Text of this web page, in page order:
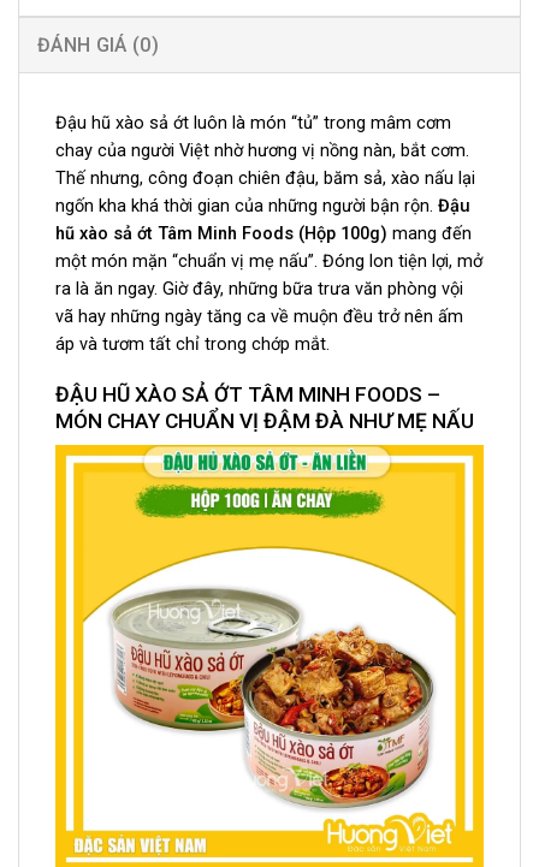
ĐÁNH GIÁ (0)
Đậu hũ xào sả ớt luôn là món “tủ” trong mâm cơm
chay của người Việt nhờ hương vị nồng nàn, bắt cơm.
Thế nhưng, công đoạn chiên đậu, băm sả, xào nấu lại
ngốn kha khá thời gian của những người bận rộn. Đậu
hũ xào sả ớt Tâm Minh Foods (Hộp 100g) mang đến
một món mặn “chuẩn vị mẹ nấu”. Đóng lon tiện lợi, mở
ra là ăn ngay. Giờ đây, những bữa trưa văn phòng vội
vã hay những ngày tăng ca về muộn đều trở nên ấm
áp và tươm tất chỉ trong chớp mắt.
ĐẬU HŨ XÀO SẢ ỚT TÂM MINH FOODS –
MÓN CHAY CHUẨN VỊ ĐẬM ĐÀ NHƯ MẸ NẤU